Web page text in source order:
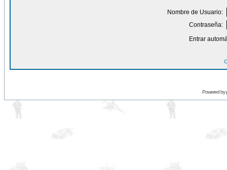
Nombre de Usuario:
Contraseña:
Entrar
Powered by